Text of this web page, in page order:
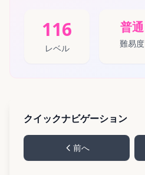
116
レベル
普通
難易度
クイックナビゲーション
前へ